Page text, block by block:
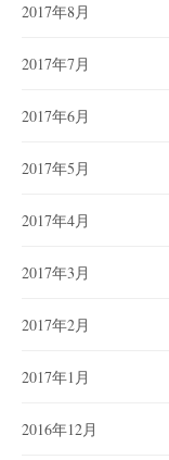
2017年8月
2017年7月
2017年6月
2017年5月
2017年4月
2017年3月
2017年2月
2017年1月
2016年12月